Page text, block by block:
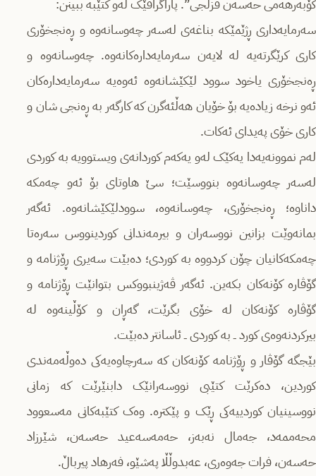
کۆبەرهەمی حەسەن قزڵجی”. پاراگرافێک لەو کتێبە ببینن:
سەرمایەداری ڕژێمێکە بناغەی لەسەر چەوسانەوە و ڕەنجخۆری
کاری کرێگرتەیە لە لایەن سەرمایەدارەکانەوە. چەوسانەوە و
ڕەنجخۆری یاخود سوود لێکێشانەوە ئەوەیە سەرمایەدارەکان
ئەو نرخە زیادەیە بۆ خۆیان هەڵئەگرن کە کارگەر بە ڕەنجی شان و
کاری خۆی پەیدای ئەکات.
لەم نموونەیەدا یەکێک لەو یەکەم کوردانەی ویستوویە بە کوردی
لەسەر چەوسانەوه بنووسێت؛ سێ هاوتای بۆ ئەو چەمکە
داناوە؛ ڕەنجخۆری، چەوسانەوە، سوودلێکێشانەوە. ئەگەر
بمانەوێت بزانین نووسەران و بیرمەندانی کوردینووس سەرەتا
چەمکەکانیان چۆن کردووە بە کوردی؛ دەبێت سەیری ڕۆژنامە و
گۆڤارە کۆنەکان بکەین. ئەگەر ڤەژینبووکس بتوانێت ڕۆژنامە و
گۆڤارە کۆنەکان لە خۆی بگرێت، گەڕان و کۆڵینەوە لە
بیرکردنەوەی کورد ــ بە کوردی ــ ئاسانتر دەبێت.
بێجگە گۆڤار و ڕۆژنامە کۆنەکان کە سەرچاوەیەکی دەوڵەمەندی
کوردین، دەکرێت کتێبی نووسەرانێک دابنێرێت کە زمانی
نووسینیان کوردییەکی ڕێک و پێکترە. وەک کتێبەکانی مەسعوود
محەممەد، جەمال نەبەز، حەمەسەعید حەسەن، شێرزاد
حەسەن، فرات جەوەری، عەبدوڵڵا پەشێو، فەرهاد پیرباڵ.